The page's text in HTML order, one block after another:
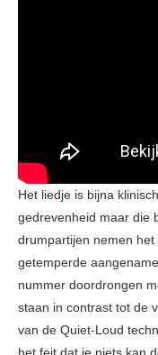
Het liedje is bijna
gedrevenheid maar die
drumpartijen nemen
getemperde
nummer doordrongen
staan in contrast tot de
van de Quiet-Loud